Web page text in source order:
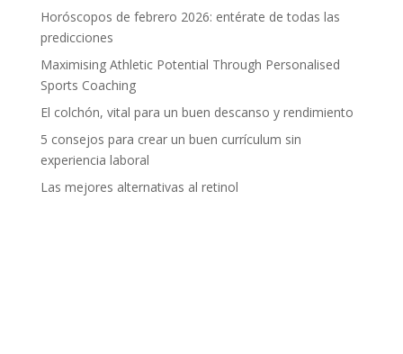
Horóscopos de febrero 2026: entérate de todas las
predicciones
Maximising Athletic Potential Through Personalised
Sports Coaching
El colchón, vital para un buen descanso y rendimiento
5 consejos para crear un buen currículum sin
experiencia laboral
Las mejores alternativas al retinol